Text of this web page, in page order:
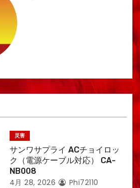
災害
サンワサプライ ACチョイロッ
ク（電源ケーブル対応） CA-
NB008
4月 28, 2026 Phi72110